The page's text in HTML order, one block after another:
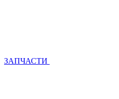
ЗАПЧАСТИ